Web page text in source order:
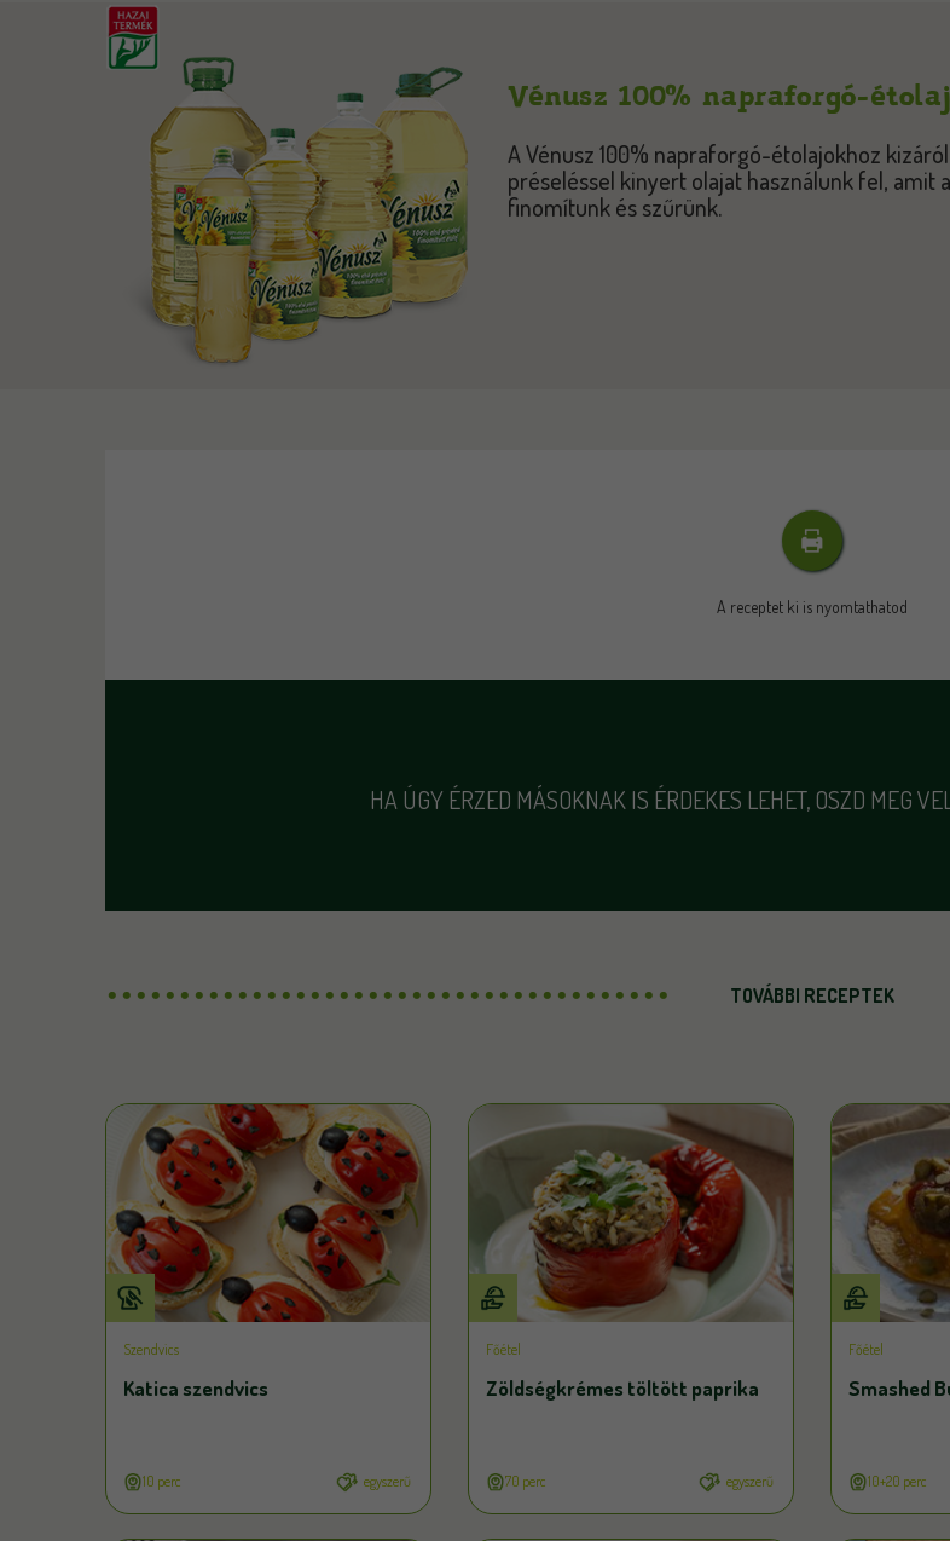
Vénusz 100% napraforgó-étolaj
A Vénusz 100% napraforgó-étolajokhoz
préseléssel kinyert olajat használunk fel,
finomítunk és szűrünk.
A receptet ki is nyomtathatod
HA ÚGY ÉRZED MÁSOKNAK IS ÉRDEKES LEHET, OSZD MEG
TOVÁBBI RECEPTEK
Szendvics
Katica szendvics
10 perc egyszerű
Főétel
Zöldségkrémes töltött paprika
70 perc egyszerű
Főétel
Smashed
10+20 perc